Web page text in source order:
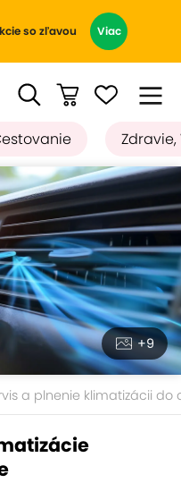
so zľavou Viac
Zdravie,
+9
a plnenie klimatizácii do